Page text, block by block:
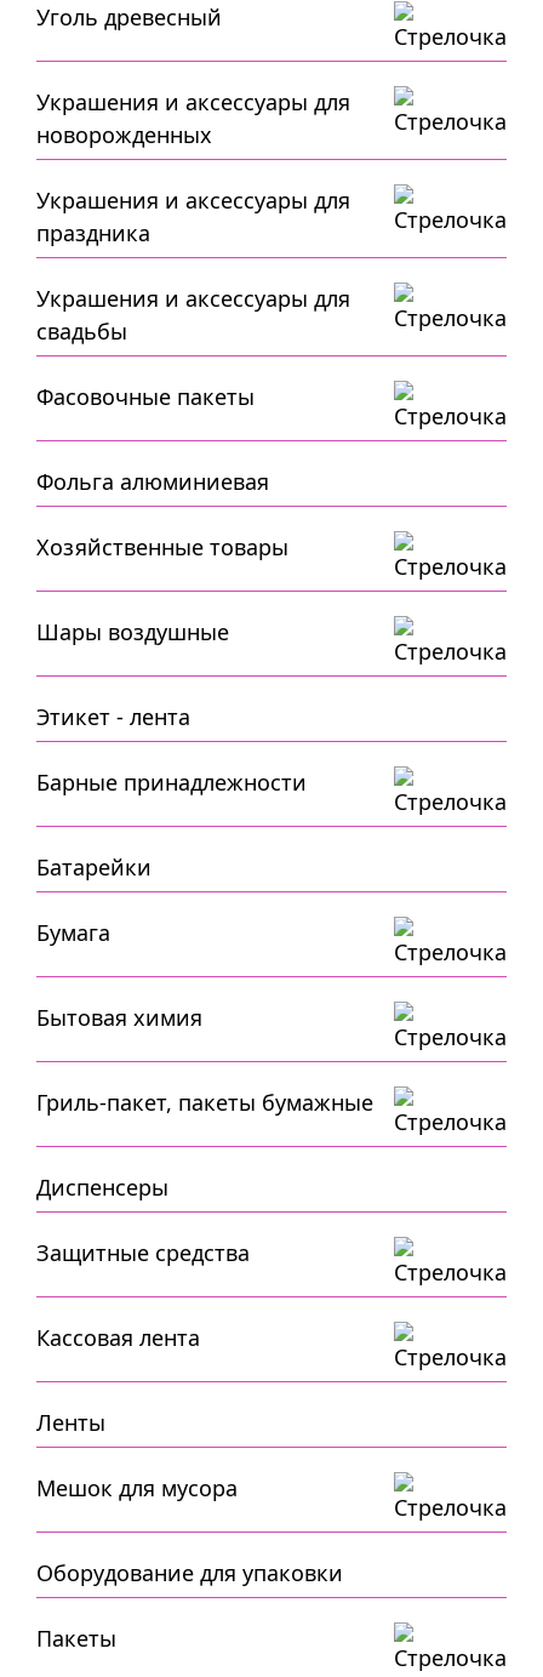
Уголь древесный
Украшения и аксессуары для
новорожденных
Украшения и аксессуары для
праздника
Украшения и аксессуары для
свадьбы
Фасовочные пакеты
Фольга алюминиевая
Хозяйственные товары
Шары воздушные
Этикет - лента
Барные принадлежности
Батарейки
Бумага
Бытовая химия
Гриль-пакет, пакеты бумажные
Диспенсеры
Защитные средства
Кассовая лента
Ленты
Мешок для мусора
Оборудование для упаковки
Пакеты